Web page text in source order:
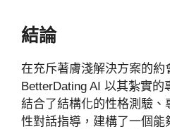
結論
在充斥著膚淺解決方案的約
BetterDating AI 以其紮實的
結合了結構化的性格測驗
性對話指導，建構了一個